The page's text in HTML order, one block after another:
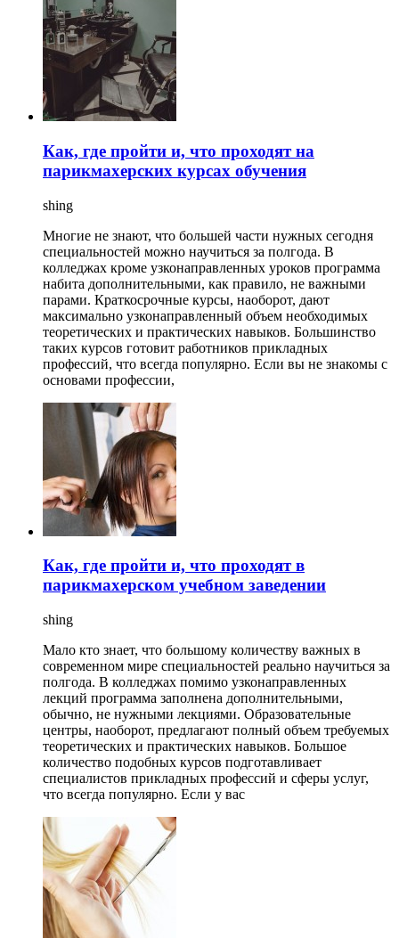
Как, где пройти и, что проходят на
парикмахерских курсах обучения
shing
Многие не знают, что большей части нужных сегодня
специальностей можно научиться за полгода. В
колледжах кроме узконаправленных уроков программа
набита дополнительными, как правило, не важными
парами. Краткосрочные курсы, наоборот, дают
максимально узконаправленный объем необходимых
теоретических и практических навыков. Большинство
таких курсов готовит работников прикладных
профессий, что всегда популярно. Если вы не знакомы с
основами профессии,
Как, где пройти и, что проходят в
парикмахерском учебном заведении
shing
Мало кто знает, что большому количеству важных в
современном мире специальностей реально научиться за
полгода. В колледжах помимо узконаправленных
лекций программа заполнена дополнительными,
обычно, не нужными лекциями. Образовательные
центры, наоборот, предлагают полный объем требуемых
теоретических и практических навыков. Большое
количество подобных курсов подготавливает
специалистов прикладных профессий и сферы услуг,
что всегда популярно. Если у вас